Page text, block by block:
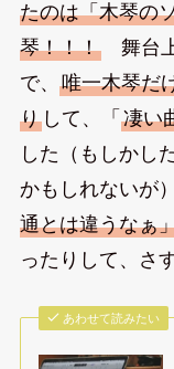
たのは「木琴の
琴！！！舞台上
で、 唯一木琴だ
りして、「 凄い
した（もしかし
かもしれないが）
通とは違うなぁ
ったりして、さ
あわせて読みたい